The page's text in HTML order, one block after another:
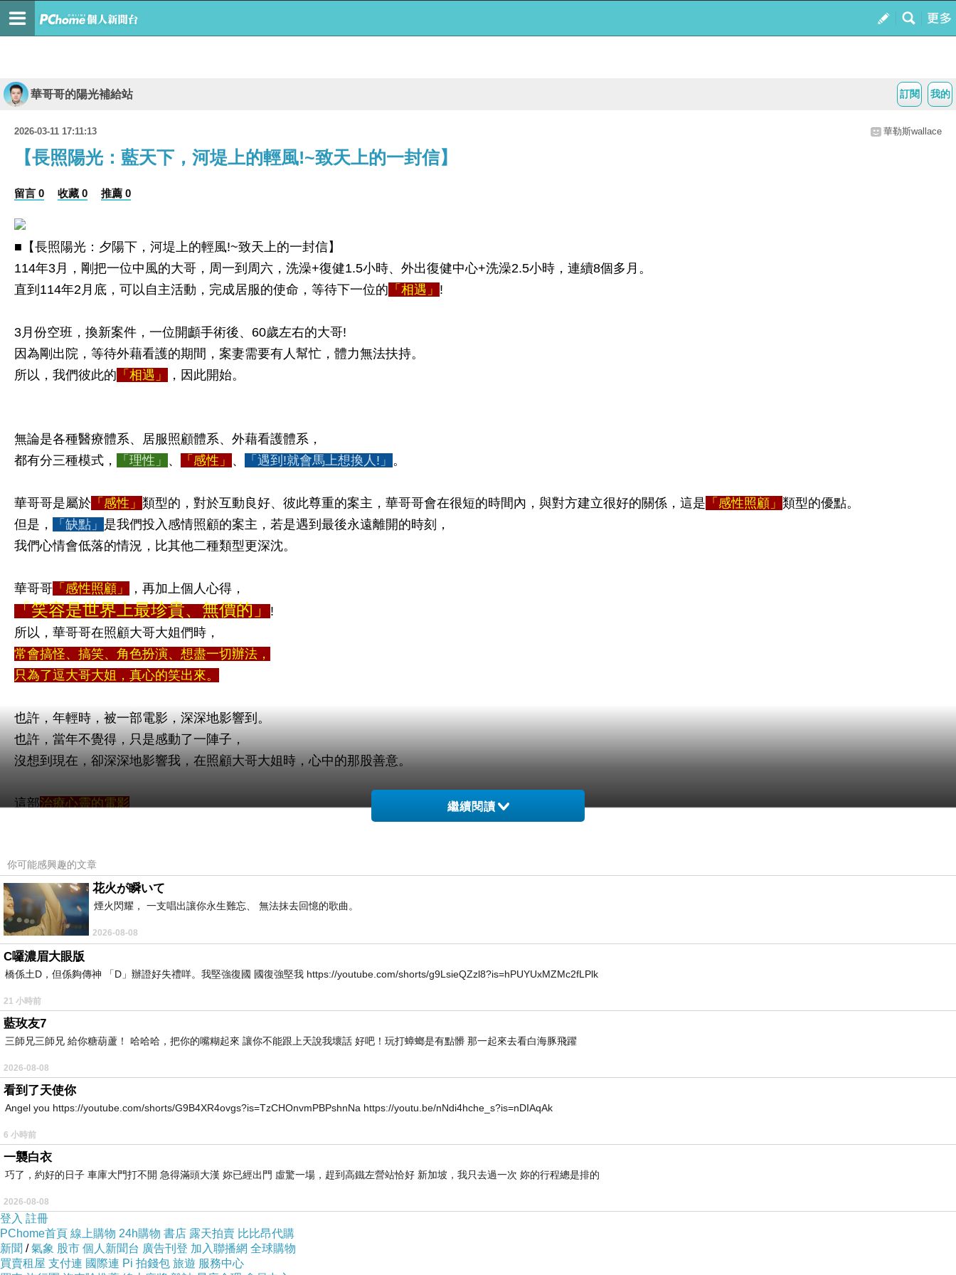
我的
訂閱
華哥哥的陽光補給站
2026-03-11 17:11:13 華勒斯wallace
【長照陽光：藍天下，河堤上的輕風!~致天上的一封信】
留言 0 收藏 0 推薦 0
■【長照陽光：夕陽下，河堤上的輕風!~致天上的一封信】
114年3月，剛把一位中風的大哥，周一到周六，洗澡+復健1.5小時、外出復健中心+洗澡2.5小時，連續8個多月。
直到114年2月底，可以自主活動，完成居服的使命，等待下一位的 「相遇」 !
3月份空班，換新案件，一位開顱手術後、60歲左右的大哥!
因為剛出院，等待外藉看護的期間，案妻需要有人幫忙，體力無法扶持。
所以，我們彼此的 「相遇」 ，因此開始。
無論是各種醫療體系、居服照顧體系、外藉看護體系，
都有分三種模式，
「理性」 、 「感性」 、 「遇到!就會馬上想換人!」 。
華哥哥是屬於 「感性」 類型的，對於互動良好、彼此尊重的案主，華哥哥會在很短的時間內，與對方建立很好的關係，這是 「感性照顧」 類型的優點。
但是，
「缺點」 是我們投入感情照顧的案主，若是遇到最後永遠離開的時刻，
我們心情會低落的情況，比其他二種類型更深沈。
華哥哥 「感性照顧」 ，再加上個人心得，
「笑容是世界上最珍貴、無價的」!
所以，華哥哥在照顧大哥大姐們時，
常會搞怪、搞笑、角色扮演、想盡一切辦法，
只為了逗大哥大姐，真心的笑出來。
也許，年輕時，被一部電影，深深地影響到。
也許，當年不覺得，只是感動了一陣子，
沒想到現在，卻深深地影響我，在照顧大哥大姐時，心中的那股善意。
這部治療心靈的電影
裡面有一句話，
讓我記到現在，
「我不一定能治療你的疾病!
但我希望能陪你笑著離開。」
【華哥哥的陽光補給站】-(痞客邦)
【華哥哥的陽光補給站】-(PC home)
【華哥哥的陽光補給站】-(Mobile01)
在大哥出院，到申請外藉看護之間的空窗期十天，周一到周五，每天都是我陪伴大哥的時間。
每天先幫大哥洗澡，再帶到房間床上，做一些肢關、肌肉運動，大哥在醫院躺太久了。
每天這個時段，就是我想各種辦法，讓大哥開心笑的時段。
成功時，大哥就笑得很開心。
失敗時，大哥就很苦腦地看著我，有點被我打敗的感覺，非常無奈，哈哈哈!
十天過後，外藉看護初入場。
繼續閱讀
你可能感興趣的文章
花火が瞬いて
煙火閃耀， 一支唱出讓你永生難忘、 無法抹去回憶的歌曲。
2026-08-08
C囉濃眉大眼版
橋係土D，但係夠傳神 「D」辦證好失禮咩。我堅強復國 國復強堅我 https://youtube.com/shorts/g9LsieQZzl8?is=hPUYUxMZMc2fLPlk
21 小時前
藍玫友7
三師兄三師兄 給你糖葫蘆！ 哈哈哈，把你的嘴糊起來 讓你不能跟上天說我壞話 好吧！玩打蟑螂是有點髒 那一起來去看白海豚飛躍
2026-08-08
看到了天使你
Angel you https://youtube.com/shorts/G9B4XR4ovgs?is=TzCHOnvmPBPshnNa https://youtu.be/nNdi4hche_s?is=nDIAqAk
6 小時前
一襲白衣
巧了，約好的日子 車庫大門打不開 急得滿頭大漢 妳已經出門 虛驚一場，趕到高鐵左營站恰好 新加坡，我只去過一次 妳的行程總是排的
2026-08-08
登入 註冊
PChome首頁 線上購物 24h購物 書店 露天拍賣 比比昂代購
新聞 /氣象 股市 個人新聞台 廣告刊登 加入聯播網 全球購物
買賣租屋 支付連 國際連 Pi 拍錢包 旅遊 服務中心